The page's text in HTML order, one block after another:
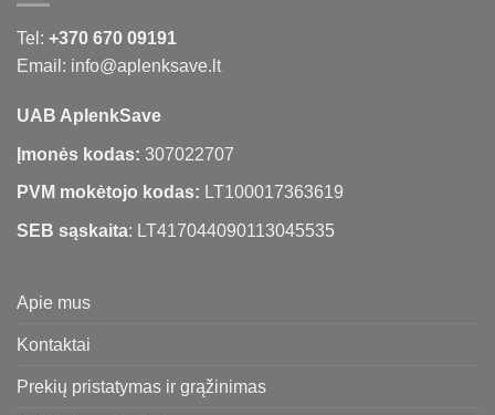
Tel: +370 670 09191
Email: info@aplenksave.lt
UAB AplenkSave
Įmonės kodas: 307022707
PVM mokėtojo kodas: LT100017363619
SEB sąskaita: LT417044090113045535
Apie mus
Kontaktai
Prekių pristatymas ir grąžinimas